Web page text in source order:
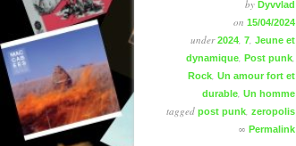
by Dyvvlad
on 15/04/2024
under2024 7 Jeune et
dynamique Post punk
Rock Un amour fort et
durable Un homme
tagged post punk zeropolis
∞ Permalink